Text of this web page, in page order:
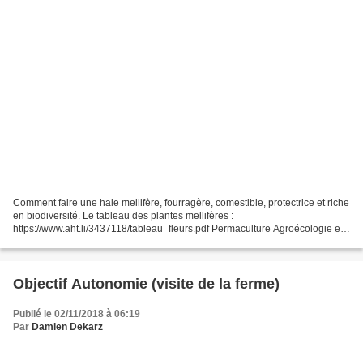
Comment faire une haie mellifère, fourragère, comestible, protectrice et riche
en biodiversité. Le tableau des plantes mellifères :
https://www.aht.li/3437118/tableau_fleurs.pdf Permaculture Agroécologie etc
Objectif Autonomie (visite de la ferme)
Publié le 02/11/2018 à 06:19
Par Damien Dekarz